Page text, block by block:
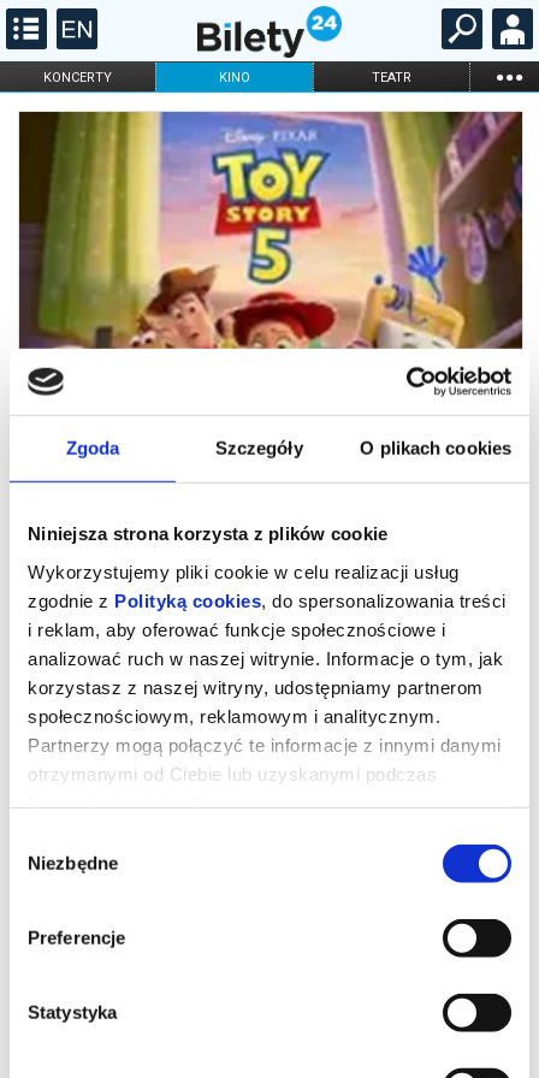
Zgoda Szczegóły O plikach cookies
Niniejsza strona korzysta z plików cookie
Wykorzystujemy pliki cookie w celu realizacji usług
zgodnie z Polityką cookies , do spersonalizowania treści
i reklam, aby oferować funkcje społecznościowe i
analizować ruch w naszej witrynie. Informacje o tym, jak
korzystasz z naszej witryny, udostępniamy partnerom
społecznościowym, reklamowym i analitycznym.
Partnerzy mogą połączyć te informacje z innymi danymi
otrzymanymi od Ciebie lub uzyskanymi podczas
zgody
Niezbędne
Preferencje
Statystyka
KONCERTY KINO TEATR ...
FILHARMONIA OPERA I BALET
STAND-UP
ONLINE KARNETY
*******